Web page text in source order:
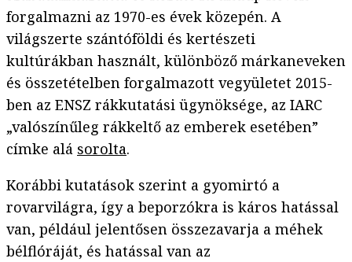
forgalmazni az 1970-es évek közepén. A
világszerte szántóföldi és kertészeti
kultúrákban használt, különböző márkaneveken
és összetételben forgalmazott vegyületet 2015-
ben az ENSZ rákkutatási ügynöksége, az IARC
„valószínűleg rákkeltő az emberek esetében”
címke alá sorolta.
Korábbi kutatások szerint a gyomirtó a
rovarvilágra, így a beporzókra is káros hatással
van, például jelentősen összezavarja a méhek
bélflóráját, és hatással van az